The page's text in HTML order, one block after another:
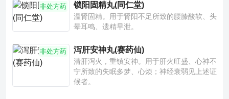
非处方药 锁阳固精丸(同仁堂)
温肾固精。用于肾阳不足所致的腰膝酸软、头
晕耳鸣、遗精早泄。
非处方药 泻肝安神丸(赛药仙)
清肝泻火，重镇安神。用于肝火旺盛、心神不
宁所致的失眠多梦、心烦；神经衰弱见上述证
候者。